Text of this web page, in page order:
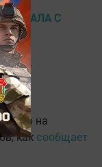
в
на
как сообщает